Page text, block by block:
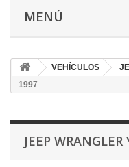
MENÚ
VEHÍCULOS
1997
JEEP